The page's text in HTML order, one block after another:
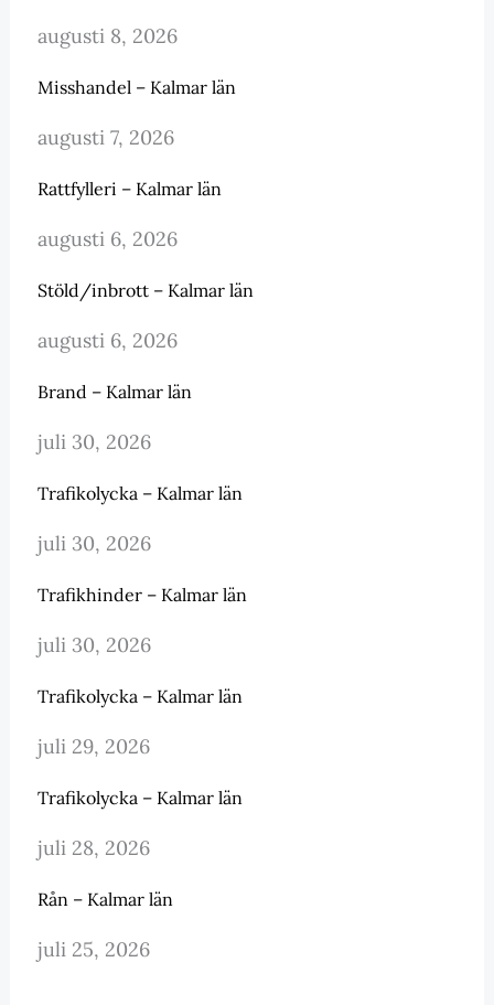
augusti 8, 2026
Misshandel – Kalmar län
augusti 7, 2026
Rattfylleri – Kalmar län
augusti 6, 2026
Stöld/inbrott – Kalmar län
augusti 6, 2026
Brand – Kalmar län
juli 30, 2026
Trafikolycka – Kalmar län
juli 30, 2026
Trafikhinder – Kalmar län
juli 30, 2026
Trafikolycka – Kalmar län
juli 29, 2026
Trafikolycka – Kalmar län
juli 28, 2026
Rån – Kalmar län
juli 25, 2026